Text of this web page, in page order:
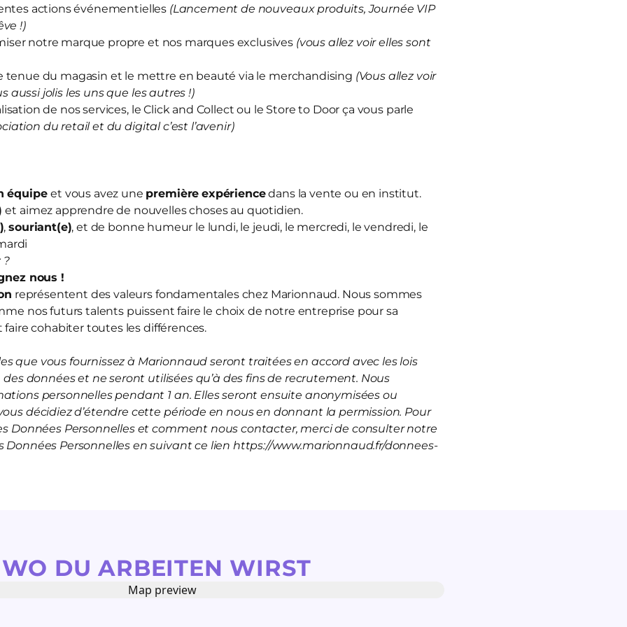
actions événementielles (Lancement de nouveaux produits, Journée VIP
!)
notre marque propre et nos marques exclusives (vous allez voir elles sont
du magasin et le mettre en beauté via le merchandising (Vous allez voir
aussi jolis les uns que les autres !)
de nos services, le Click and Collect ou le Store to Door ça vous parle
du retail et du digital c’est l’avenir)
équipeet vous avez une première expériencedans la vente ou en institut.
et aimez apprendre de nouvelles choses au quotidien.
,souriant(e), et de bonne humeur le lundi, le jeudi, le mercredi, le vendredi, le
?
nous !
représentent des valeurs fondamentales chez Marionnaud. Nous sommes
nos futurs talents puissent faire le choix de notre entreprise pour sa
faire cohabiter toutes les différences.
que vous fournissez à Marionnaud seront traitées en accord avec les lois
données et ne seront utilisées qu’à des fins de recrutement. Nous
personnelles pendant 1 an. Elles seront ensuite anonymisées ou
décidiez d’étendre cette période en nous en donnant la permission. Pour
Données Personnelles et comment nous contacter, merci de consulter notre
Données Personnelles en suivant ce lien https://www.marionnaud.fr/donnees-
WO DU ARBEITEN WIRST